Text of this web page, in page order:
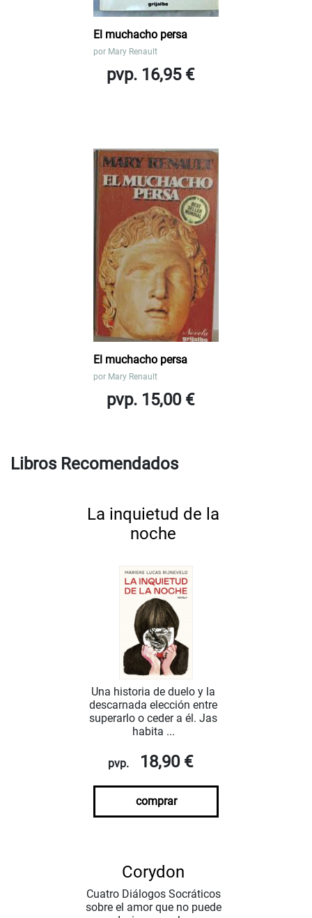
El muchacho persa
por Mary Renault
pvp. 16,95 €
El muchacho persa
por Mary Renault
pvp. 15,00 €
Libros Recomendados
La inquietud de la
noche
Una historia de duelo y la
descarnada elección entre
superarlo o ceder a él. Jas
habita ...
pvp. 18,90 €
comprar
Corydon
Cuatro Diálogos Socráticos
sobre el amor que no puede